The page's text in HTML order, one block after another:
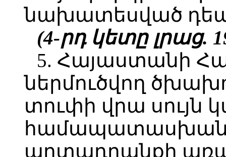
նախատեսված
(4-րդ կետը լրաց.
5. Հայաստանի
ներմուծվող
տուփի վրա սույն
արտադրանքի